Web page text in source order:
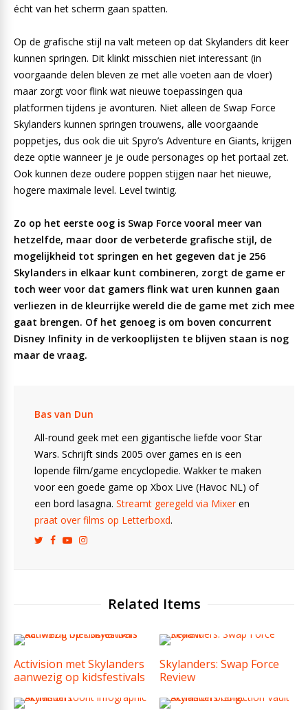
écht van het scherm gaan spatten.
Op de grafische stijl na valt meteen op dat Skylanders dit keer
kunnen springen. Dit klinkt misschien niet interessant (in
voorgaande delen bleven ze met alle voeten aan de vloer)
maar zorgt voor flink wat nieuwe toepassingen qua
platformen tijdens je avonturen. Niet alleen de Swap Force
Skylanders kunnen springen trouwens, alle voorgaande
poppetjes, dus ook die uit Spyro’s Adventure en Giants, krijgen
deze optie wanneer je je oude personages op het portaal zet.
Ook kunnen deze oudere poppen stijgen naar het nieuwe,
hogere maximale level. Level twintig.
Zo op het eerste oog is Swap Force vooral meer van
hetzelfde, maar door de verbeterde grafische stijl, de
mogelijkheid tot springen en het gegeven dat je 256
Skylanders in elkaar kunt combineren, zorgt de game er
toch weer voor dat gamers flink wat uren kunnen gaan
verliezen in de kleurrijke wereld die de game met zich mee
gaat brengen. Of het genoeg is om boven concurrent
Disney Infinity in de verkooplijsten te blijven staan is nog
maar de vraag.
Bas van Dun
All-round geek met een gigantische liefde voor Star
Wars. Schrijft sinds 2005 over games en is een
lopende film/game encyclopedie. Wakker te maken
voor een goede game op Xbox Live (Havoc NL) of
een bord lasagna. Streamt geregeld via Mixeren
praat over films op Letterboxd.
Related Items
Activision met Skylanders
aanwezig op kidsfestivals
Skylanders: Swap Force
Review